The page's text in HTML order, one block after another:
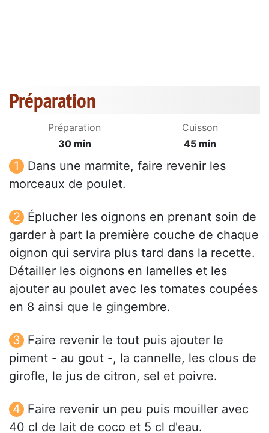
Préparation
Préparation
30 min
Cuisson
45 min
Dans une marmite, faire revenir les
morceaux de poulet.
Éplucher les oignons en prenant soin de
garder à part la première couche de chaque
oignon qui servira plus tard dans la recette.
Détailler les oignons en lamelles et les
ajouter au poulet avec les tomates coupées
en 8 ainsi que le gingembre.
Faire revenir le tout puis ajouter le
piment - au gout -, la cannelle, les clous de
girofle, le jus de citron, sel et poivre.
Faire revenir un peu puis mouiller avec
40 cl de lait de coco et 5 cl d'eau.